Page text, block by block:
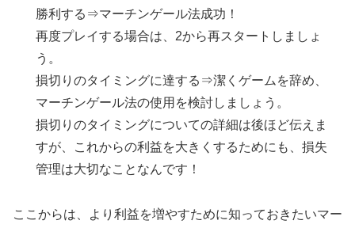
勝利する⇒マーチンゲール法成功！
再度プレイする場合は、2から再スタートしましょ
う。
損切りのタイミングに達する⇒潔くゲームを辞め、
マーチンゲール法の使用を検討しましょう。
損切りのタイミングについての詳細は後ほど伝えま
すが、これからの利益を大きくするためにも、損失
管理は大切なことなんです！
ここからは、より利益を増やすために知っておきたいマー